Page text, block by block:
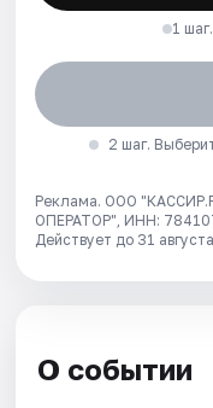
1
2 шаг.
Реклама. ООО
ОПЕРАТОР", ИНН:
Действует до 31
О событии